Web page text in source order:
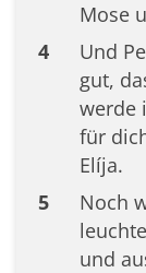
Mose
4
Und
gut,
werde
für
Elíja.
5
Noch
und